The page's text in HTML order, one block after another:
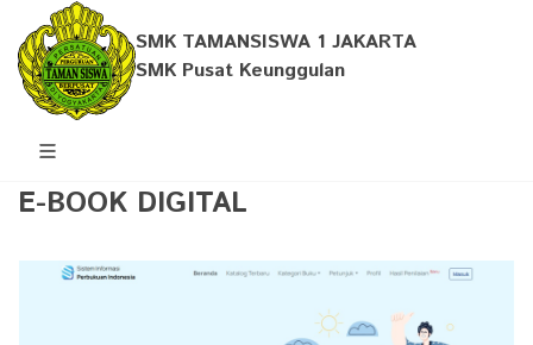
SMK TAMANSISWA 1 JAKARTA
SMK Pusat Keunggulan
E-BOOK DIGITAL